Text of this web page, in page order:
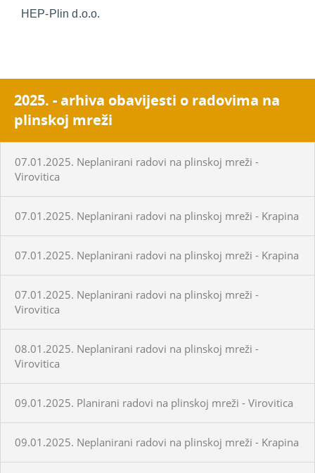
HEP-Plin d.o.o.
2025. - arhiva obavijesti o radovima na
plinskoj mreži
07.01.2025. Neplanirani radovi na plinskoj mreži -
Virovitica
07.01.2025. Neplanirani radovi na plinskoj mreži - Krapina
07.01.2025. Neplanirani radovi na plinskoj mreži - Krapina
07.01.2025. Neplanirani radovi na plinskoj mreži -
Virovitica
08.01.2025. Neplanirani radovi na plinskoj mreži -
Virovitica
09.01.2025. Planirani radovi na plinskoj mreži - Virovitica
09.01.2025. Neplanirani radovi na plinskoj mreži - Krapina